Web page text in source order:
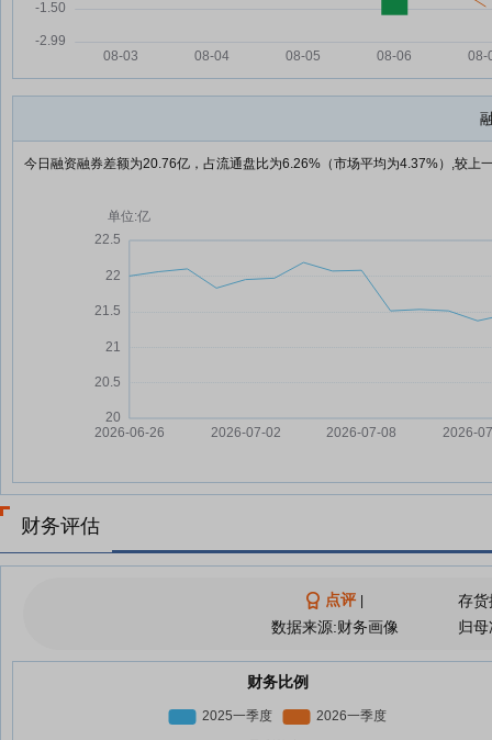
今日融资融券差额为20.76亿，占流通盘比为6.26%（市场平均为4.37%）,较上
财务评估
点评
数据来源:财务画像
存货
归
财务比例